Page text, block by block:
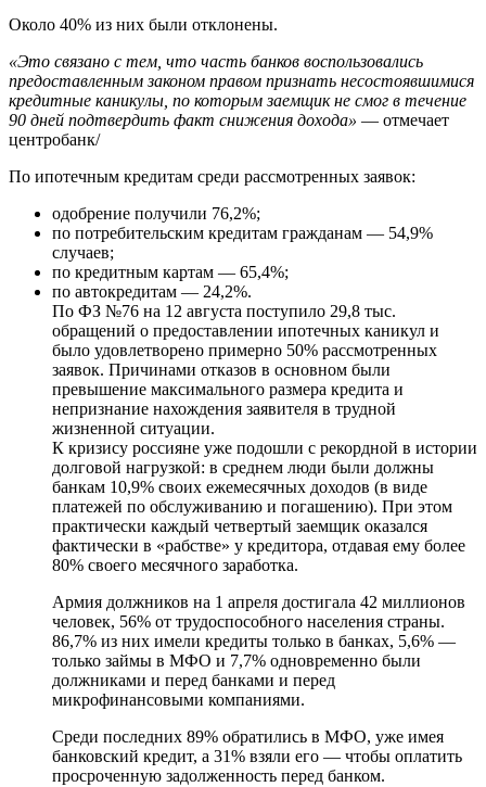
Около 40% из них были отклонены.
«Это связано с тем, что часть банков воспользовались
предоставленным законом правом признать несостоявшимися
кредитные каникулы, по которым заемщик не смог в течение
90 дней подтвердить факт снижения дохода» — отмечает
центробанк/
По ипотечным кредитам среди рассмотренных заявок:
одобрение получили 76,2%;
по потребительским кредитам гражданам — 54,9%
случаев;
по кредитным картам — 65,4%;
по автокредитам — 24,2%.
По ФЗ №76 на 12 августа поступило 29,8 тыс.
обращений о предоставлении ипотечных каникул и
было удовлетворено примерно 50% рассмотренных
заявок. Причинами отказов в основном были
превышение максимального размера кредита и
непризнание нахождения заявителя в трудной
жизненной ситуации.
К кризису россияне уже подошли с рекордной в истории
долговой нагрузкой: в среднем люди были должны
банкам 10,9% своих ежемесячных доходов (в виде
платежей по обслуживанию и погашению). При этом
практически каждый четвертый заемщик оказался
фактически в «рабстве» у кредитора, отдавая ему более
80% своего месячного заработка.
Армия должников на 1 апреля достигала 42 миллионов
человек, 56% от трудоспособного населения страны.
86,7% из них имели кредиты только в банках, 5,6% —
только займы в МФО и 7,7% одновременно были
должниками и перед банками и перед
микрофинансовыми компаниями.
Среди последних 89% обратились в МФО, уже имея
банковский кредит, а 31% взяли его — чтобы оплатить
просроченную задолженность перед банком.